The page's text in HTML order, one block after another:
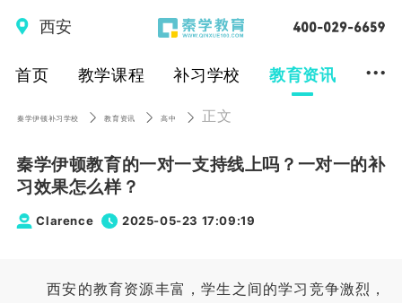
西安
首页 教学课程 补习学校 教育资讯 ...
秦学伊顿补习学校 教育资讯 高中 正文
秦学伊顿教育的一对一支持线上吗？一对一的补
习效果怎么样？
Clarence 2025-05-23 17:09:19
西安的教育资源丰富，学生之间的学习竞争激烈，